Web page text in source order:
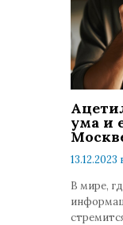
ума и
13.12.2023
В мире,